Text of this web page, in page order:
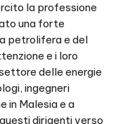
la professione
una forte
petrolifera e del
e i loro
delle energie
ingegneri
in Malesia e a
dirigenti verso